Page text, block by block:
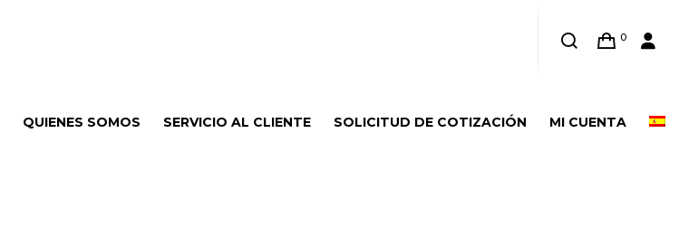
0
QUIENES SOMOS SERVICIO AL CLIENTE SOLICITUD DE COTIZACIÓN MI CUENTA